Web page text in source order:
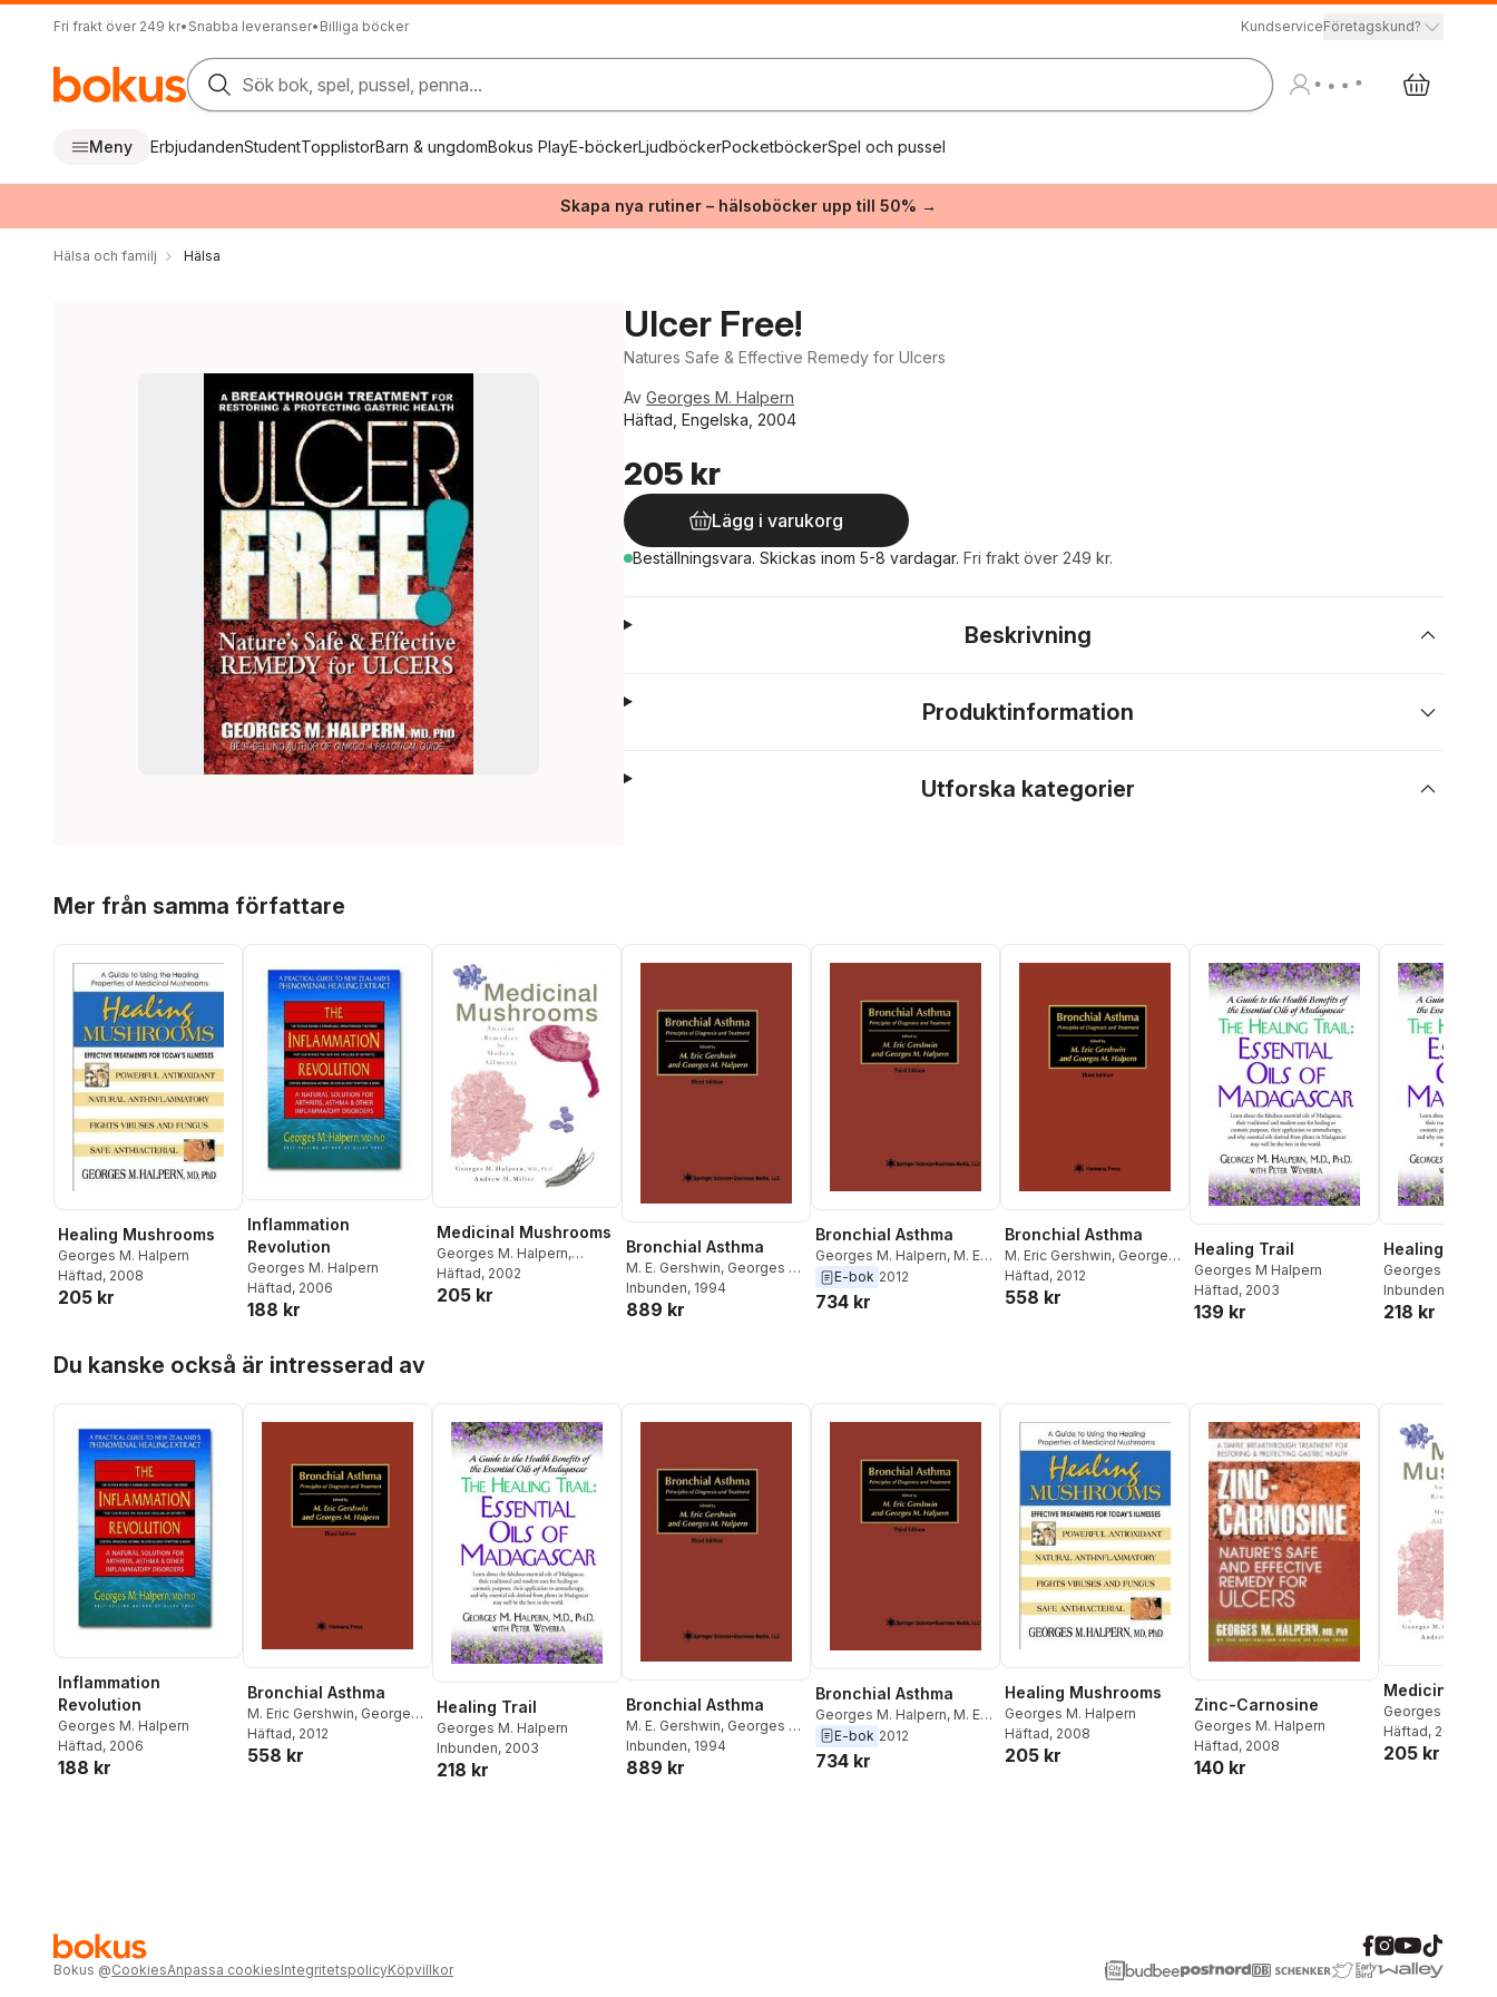
Fri frakt över 249 kr• Snabba leveranser• Billiga böcker KundserviceFöretagskund?
Sök bok, spel, pussel, penna...
Meny ErbjudandenStudentTopplistorBarn & ungdomBokus PlayE-böckerLjudböckerPocketböckerSpel och pussel
Skapa nya rutiner – hälsoböcker upp till 50% →
Hälsa och familj Hälsa
Ulcer Free!
Natures Safe & Effective Remedy for Ulcers
Av Georges M. Halpern
Häftad, Engelska, 2004
205 kr
Lägg i varukorg
Beställningsvara. Skickas inom 5-8 vardagar. Fri frakt över 249 kr.
Beskrivning
Produktinformation
Utforska kategorier
Mer från samma författare
Healing Mushrooms
Georges M. Halpern
Häftad, 2008
205 kr
Inflammation
Revolution
Georges M. Halpern
Häftad, 2006
188 kr
Medicinal Mushrooms
Georges M. Halpern,
Andrew H. Miller
Häftad, 2002
205 kr
Bronchial Asthma
M. E. Gershwin, Georges M.
Halpern
Inbunden, 1994
889 kr
Bronchial Asthma
Georges M. Halpern, M. Eric
Gershwin
E-bok 2012
734 kr
Bronchial Asthma
M. Eric Gershwin, Georges
M. Halpern
Häftad, 2012
558 kr
Healing Trail
Georges M Halpern
Häftad, 2003
139 kr
Healing Trail
Georges M.
Inbunden
218 kr
Du kanske också är intresserad av
Inflammation
Revolution
Georges M. Halpern
Häftad, 2006
188 kr
Bronchial Asthma
M. Eric Gershwin, Georges
M. Halpern
Häftad, 2012
558 kr
Healing Trail
Georges M. Halpern
Inbunden, 2003
218 kr
Bronchial Asthma
M. E. Gershwin, Georges M.
Halpern
Inbunden, 1994
889 kr
Bronchial Asthma
Georges M. Halpern, M. Eric
Gershwin
E-bok 2012
734 kr
Healing Mushrooms
Georges M. Halpern
Häftad, 2008
205 kr
Zinc-Carnosine
Georges M. Halpern
Häftad, 2008
140 kr
Medicinal
Georges M.
Andrew H. Miller
Häftad, 2002
205 kr
Bokus @CookiesAnpassa cookiesIntegritetspolicyKöpvillkor